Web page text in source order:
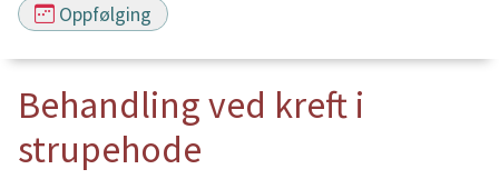
Oppfølging
Behandling ved kreft i
strupehode